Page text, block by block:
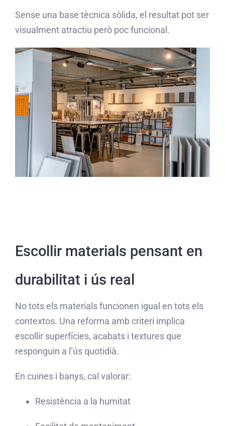
Sense una base tècnica sòlida, el resultat pot ser
visualment atractiu però poc funcional.
Escollir materials pensant en
durabilitat i ús real
No tots els materials funcionen igual en tots els
contextos. Una reforma amb criteri implica
escollir superfícies, acabats i textures que
responguin a l’ús quotidià.
En cuines i banys, cal valorar:
Resistència a la humitat